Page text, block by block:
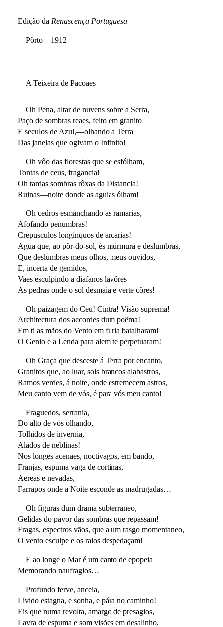
Edição da Renascença Portuguesa
Pôrto—1912
A Teixeira de Pacoaes
Oh Pena, altar de nuvens sobre a Serra,
Paço de sombras reaes, feito em granito
E seculos de Azul,—olhando a Terra
Das janelas que ogivam o Infinito!
Oh vôo das florestas que se esfólham,
Tontas de ceus, fragancia!
Oh tardas sombras rôxas da Distancia!
Ruinas—noite donde as aguias ólham!
Oh cedros esmanchando as ramarias,
Afofando penumbras!
Crepusculos longinquos de arcarias!
Agua que, ao pôr-do-sol, és múrmura e deslumbras,
Que deslumbras meus olhos, meus ouvidos,
E, incerta de gemidos,
Vaes esculpindo a diafanos lavôres
As pedras onde o sol desmaia e verte côres!
Oh paizagem do Ceu! Cintra! Visão suprema!
Architectura dos accordes dum poëma!
Em ti as mãos do Vento em furia batalharam!
O Genio e a Lenda para alem te perpetuaram!
Oh Graça que desceste á Terra por encanto,
Granitos que, ao luar, sois brancos alabastros,
Ramos verdes, á noite, onde estremecem astros,
Meu canto vem de vós, é para vós meu canto!
Fraguedos, serrania,
Do alto de vós olhando,
Tolhidos de invernia,
Alados de neblinas!
Nos longes acenaes, noctivagos, em bando,
Franjas, espuma vaga de cortinas,
Aereas e nevadas,
Farrapos onde a Noite esconde as madrugadas…
Oh figuras dum drama subterraneo,
Gelidas do pavor das sombras que repassam!
Fragas, espectros vãos, que a um rasgo momentaneo,
O vento esculpe e os raios despedaçam!
E ao longe o Mar é um canto de epopeia
Memorando naufragios…
Profundo ferve, anceia,
Livido estagna, e sonha, e pára no caminho!
Eis que numa revolta, amargo de presagios,
Lavra de espuma e som visões em desalinho,